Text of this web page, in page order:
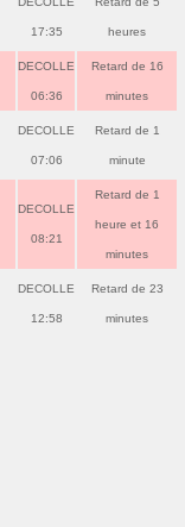
17:35 heures
DECOLLE
06:36
Retard de 16
minutes
DECOLLE
07:06
Retard de 1
minute
DECOLLE
08:21
Retard de 1
heure et 16
minutes
DECOLLE
12:58
Retard de 23
minutes